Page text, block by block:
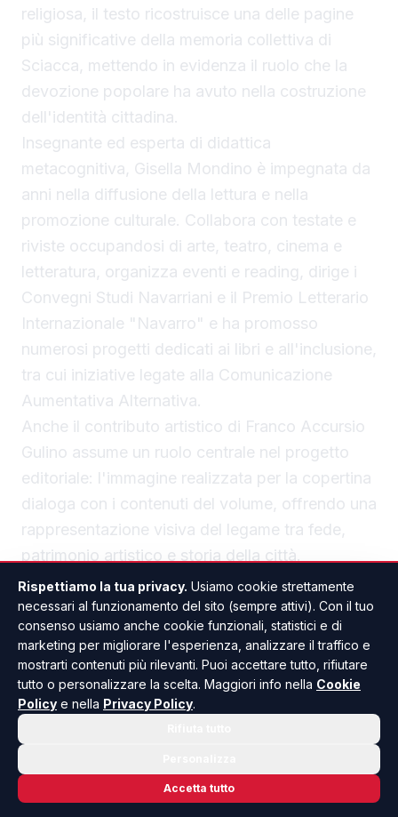
religiosa, il testo ricostruisce una delle pagine
più significative della memoria collettiva di
Sciacca, mettendo in evidenza il ruolo che la
devozione popolare ha avuto nella costruzione
dell'identità cittadina.
Insegnante ed esperta di didattica
metacognitiva, Gisella Mondino è impegnata da
anni nella diffusione della lettura e nella
promozione culturale. Collabora con testate e
riviste occupandosi di arte, teatro, cinema e
letteratura, organizza eventi e reading, dirige i
Convegni Studi Navarriani e il Premio Letterario
Internazionale "Navarro" e ha promosso
numerosi progetti dedicati ai libri e all'inclusione,
tra cui iniziative legate alla Comunicazione
Aumentativa Alternativa.
Anche il contributo artistico di Franco Accursio
Gulino assume un ruolo centrale nel progetto
editoriale: l'immagine realizzata per la copertina
dialoga con i contenuti del volume, offrendo una
rappresentazione visiva del legame tra fede,
patrimonio artistico e storia della città.
ANCHE IN SCIACCA CULTURA & SPETTACOLO
Rispettiamo la tua privacy. Usiamo cookie strettamente
necessari al funzionamento del sito (sempre attivi). Con il tuo
consenso usiamo anche cookie funzionali, statistici e di
marketing per migliorare l'esperienza, analizzare il traffico e
mostrarti contenuti più rilevanti. Puoi accettare tutto, rifiutare
tutto o personalizzare la scelta. Maggiori info nella Cookie
Policy e nella Privacy Policy.
Accetta tutto